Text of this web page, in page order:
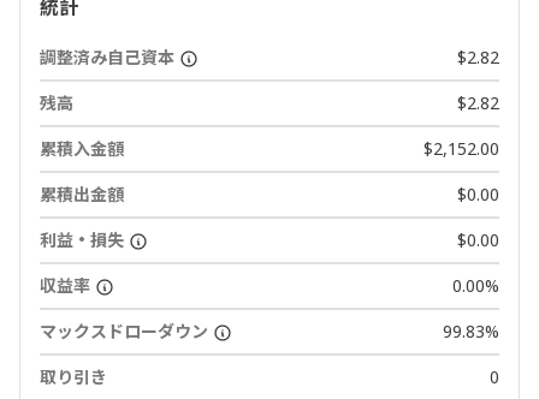
統計
調整済み自己資本
$2.82
残高
$2.82
累積入金額
$2,152.00
累積出金額
$0.00
利益・損失
$0.00
収益率
0.00%
マックスドローダウン
99.83%
取り引き
0